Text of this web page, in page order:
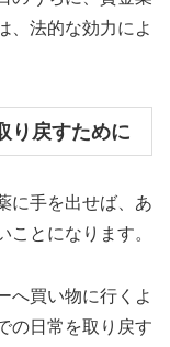
、法的な効力によ
り戻すために
に手を出せば、あ
とになります。
へ買い物に行くよ
の日常を取り戻す